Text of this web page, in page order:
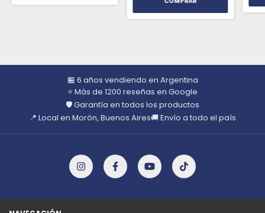
🏪 6 años vendiendo en Argentina
⭐ Más de 1200 reseñas en Google
🛡️ Garantía en todos los productos
📍 Local en Morón, Buenos Aires🚚 Envío a todo el país